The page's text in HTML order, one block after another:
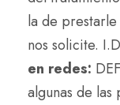
la de
nos solicite.
en redes:
algunas de